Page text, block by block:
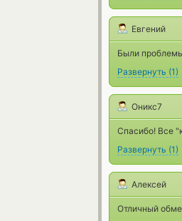
Евгений
Были
Развернуть (1)
Оникс7
Спасибо! Все
Развернуть (1)
Алексей
Отличный